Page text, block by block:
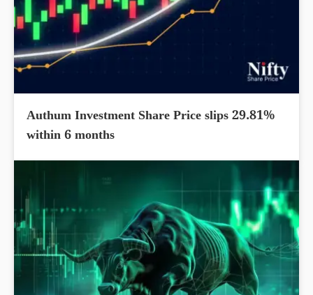
Authum Investment Share Price slips 29.81%
within 6 months